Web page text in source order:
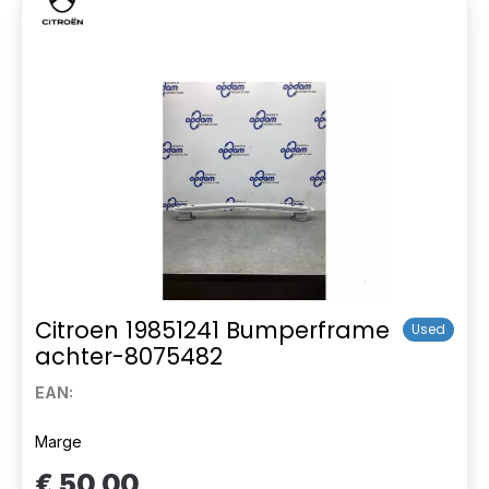
Citroen 19851241 Bumperframe
achter-8075482
Used
EAN:
Marge